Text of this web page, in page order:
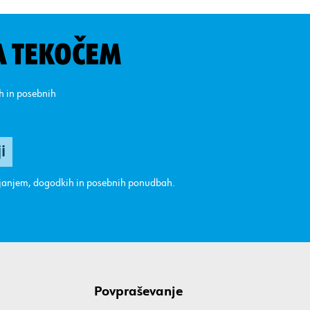
TEKOČEM
in posebnih
dogodkih in posebnih ponudbah.
Povpraševanje